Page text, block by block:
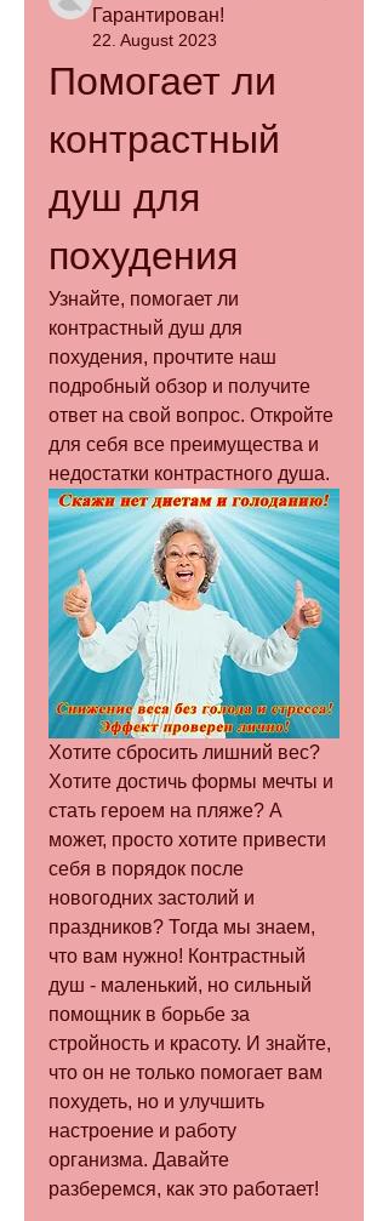
Гарантирован!
22. August 2023
Помогает ли
контрастный
душ для
похудения
Узнайте, помогает ли
контрастный душ для
похудения, прочтите наш
подробный обзор и получите
ответ на свой вопрос. Откройте
для себя все преимущества и
недостатки контрастного душа.
Хотите сбросить лишний вес?
Хотите достичь формы мечты и
стать героем на пляже? А
может, просто хотите привести
себя в порядок после
новогодних застолий и
праздников? Тогда мы знаем,
что вам нужно! Контрастный
душ - маленький, но сильный
помощник в борьбе за
стройность и красоту. И знайте,
что он не только помогает вам
похудеть, но и улучшить
настроение и работу
организма. Давайте
разберемся, как это работает!